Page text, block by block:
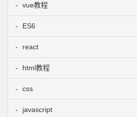
vue教程
ES6
react
html教程
css
javascript